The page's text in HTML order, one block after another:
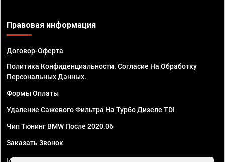
Правовая информация
Договор-Оферта
Политика Конфиденциальности. Согласие На Обработку
Персональных Данных.
Формы Оплаты
Удаление Сажевого Фильтра На Турбо Дизеле TDI
Чип Тюнинг BMW После 2020.06
Заказать Звонок